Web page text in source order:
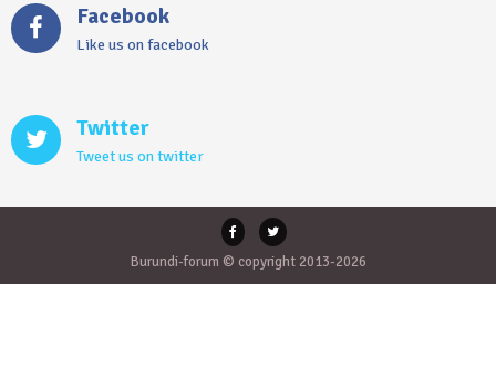
Facebook
Like us on facebook
Twitter
Tweet us on twitter
Burundi-forum © copyright 2013-2026